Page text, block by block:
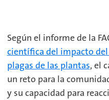
Según el informe de la
científica del impacto
plagas de las plantas, el
un reto para la
y su capacidad para